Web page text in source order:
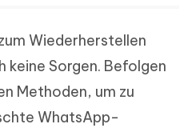
Wiederherstellen
keine Sorgen. Befolgen
Methoden, um zu
WhatsApp-